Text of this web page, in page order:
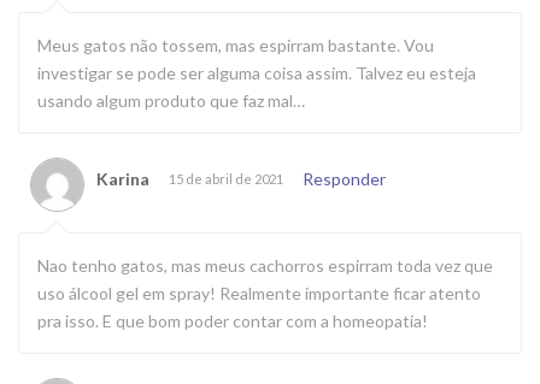
Meus gatos não tossem, mas espirram bastante. Vou
investigar se pode ser alguma coisa assim. Talvez eu esteja
usando algum produto que faz mal…
Karina 15 de abril de 2021 Responder
Nao tenho gatos, mas meus cachorros espirram toda vez que
uso álcool gel em spray! Realmente importante ficar atento
pra isso. E que bom poder contar com a homeopatia!